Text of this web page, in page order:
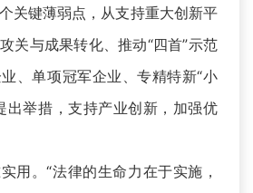
关键薄弱点，从支持重大创新平
关与成果转化、推动“四首”示范
、单项冠军企业、专精特新“小
出举措，支持产业创新，加强优
用。“法律的生命力在于实施，